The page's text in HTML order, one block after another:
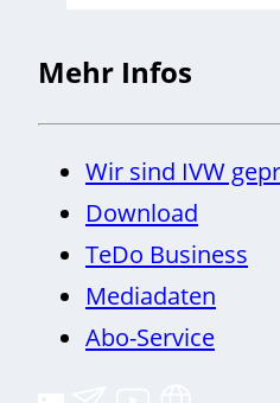
Mehr Infos
Wir sind IVW
Download
TeDo Business
Mediadaten
Abo-Service